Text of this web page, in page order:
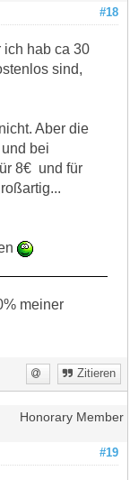
#18
ich hab ca 30
sind,
Aber die
bei
8€ und für
meiner
Zitieren
Honorary Member
#19